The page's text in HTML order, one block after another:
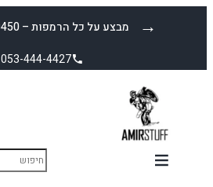
מבצע על כל הרמפות – ₪450 עד הבית! →
053-444-4427